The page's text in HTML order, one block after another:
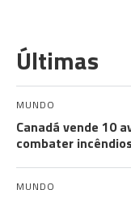
Últimas
MUNDO
Canadá vende 10
combater
MUNDO